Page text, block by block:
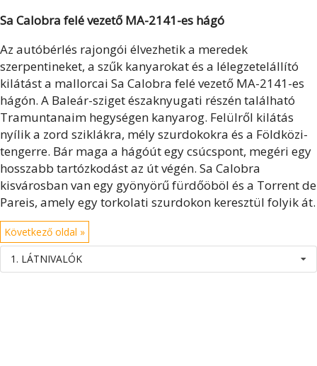
Sa Calobra felé vezető MA-2141-es hágó
Az autóbérlés rajongói élvezhetik a meredek
szerpentineket, a szűk kanyarokat és a lélegzetelállító
kilátást a mallorcai Sa Calobra felé vezető MA-2141-es
hágón. A Baleár-sziget északnyugati részén található
Tramuntanaim hegységen kanyarog. Felülről kilátás
nyílik a zord sziklákra, mély szurdokokra és a Földközi-
tengerre. Bár maga a hágóút egy csúcspont, megéri egy
hosszabb tartózkodást az út végén. Sa Calobra
kisvárosban van egy gyönyörű fürdőöböl és a Torrent de
Pareis, amely egy torkolati szurdokon keresztül folyik át.
Következő oldal »
1. LÁTNIVALÓK